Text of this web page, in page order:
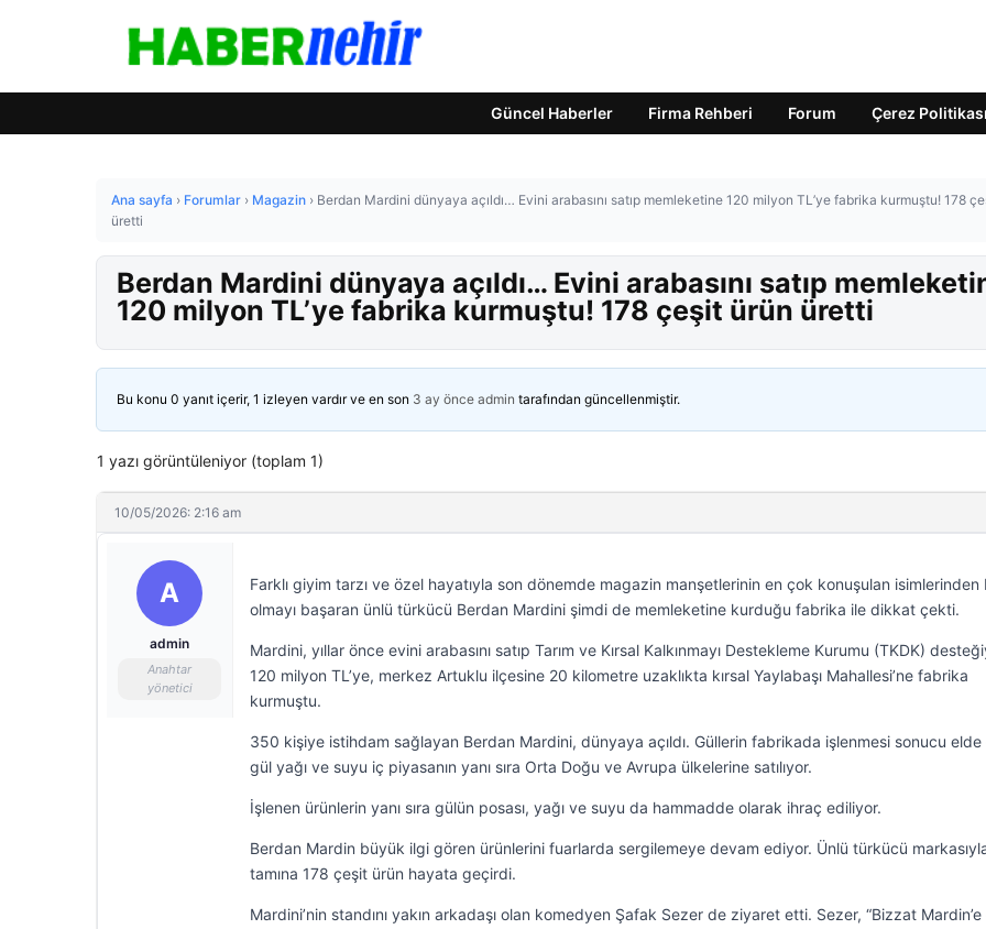
Güncel Haberler Firma Rehberi Forum Çerez Politikası
Ana sayfa › Forumlar › Magazin › Berdan Mardini dünyaya açıldı… Evini arabasını satıp memleketine 120 milyon TL’ye fabrika kurmuştu! 178
üretti
Berdan Mardini dünyaya açıldı… Evini arabasını satıp
120 milyon TL’ye fabrika kurmuştu! 178 çeşit ürün üretti
Bu konu 0 yanıt içerir, 1 izleyen vardır ve en son 3 ay önce admin tarafından güncellenmiştir.
1 yazı görüntüleniyor (toplam 1)
10/05/2026: 2:16 am
A
admin
Anahtar
yönetici
Farklı giyim tarzı ve özel hayatıyla son dönemde magazin manşetlerinin en çok konuşulan isimlerinden
olmayı başaran ünlü türkücü Berdan Mardini şimdi de memleketine kurduğu fabrika ile dikkat çekti.
Mardini, yıllar önce evini arabasını satıp Tarım ve Kırsal Kalkınmayı Destekleme Kurumu (TKDK)
120 milyon TL’ye, merkez Artuklu ilçesine 20 kilometre uzaklıkta kırsal Yaylabaşı Mahallesi’ne fabrika
kurmuştu.
350 kişiye istihdam sağlayan Berdan Mardini, dünyaya açıldı. Güllerin fabrikada işlenmesi sonucu elde
gül yağı ve suyu iç piyasanın yanı sıra Orta Doğu ve Avrupa ülkelerine satılıyor.
İşlenen ürünlerin yanı sıra gülün posası, yağı ve suyu da hammadde olarak ihraç ediliyor.
Berdan Mardin büyük ilgi gören ürünlerini fuarlarda sergilemeye devam ediyor. Ünlü türkücü
tamına 178 çeşit ürün hayata geçirdi.
Mardini’nin standını yakın arkadaşı olan komedyen Şafak Sezer de ziyaret etti. Sezer, “Bizzat